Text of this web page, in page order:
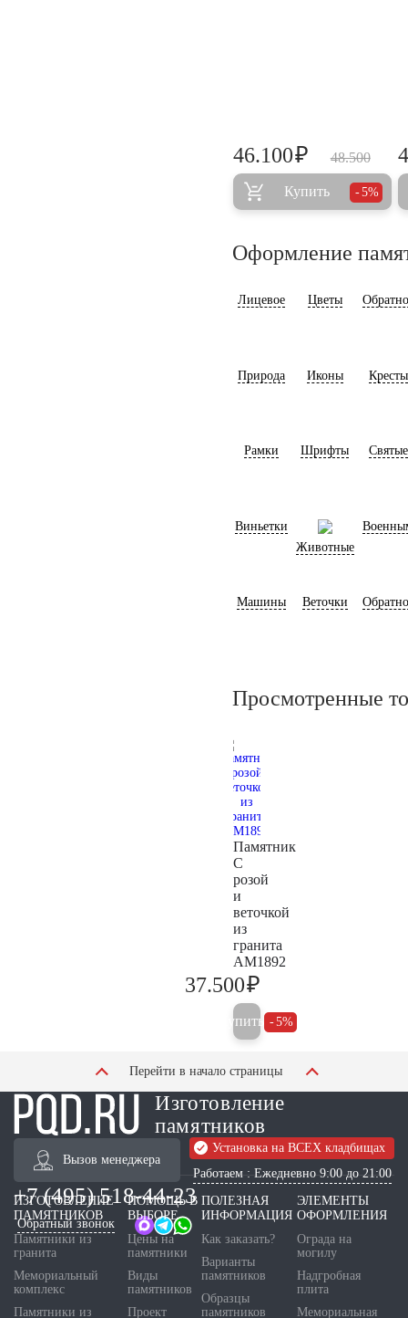
48.500
46.100₽
Купить 5%
Оформление
Лицевое Цветы
Природа Иконы Кресты
Рамки Шрифты Святые
Виньетки
Животные
Машины Веточки
Просмотренные
Памятник
С
розой
и
веточкой
из
гранита
AM1892
37.500₽
Купить 5%
Перейти в начало страницы
Изготовление
памятников
Вызов менеджера
Установка на ВСЕХ кладбищах
Работаем : Ежедневно 9:00 до 21:00
+7 (495) 518-44-23
Обратный звонок
ИЗГОТОВЛЕНИЕ
ПАМЯТНИКОВ
Памятники из
гранита
Мемориальный
комплекс
Памятники из
ПОМОЩЬ В
ВЫБОРЕ
Цены на
памятники
Виды
памятников
Проект
ПОЛЕЗНАЯ
ИНФОРМАЦИЯ
Как заказать?
Варианты
памятников
Образцы
памятников
ЭЛЕМЕНТЫ
ОФОРМЛЕНИЯ
Ограда на
могилу
Надгробная
плита
Мемориальная